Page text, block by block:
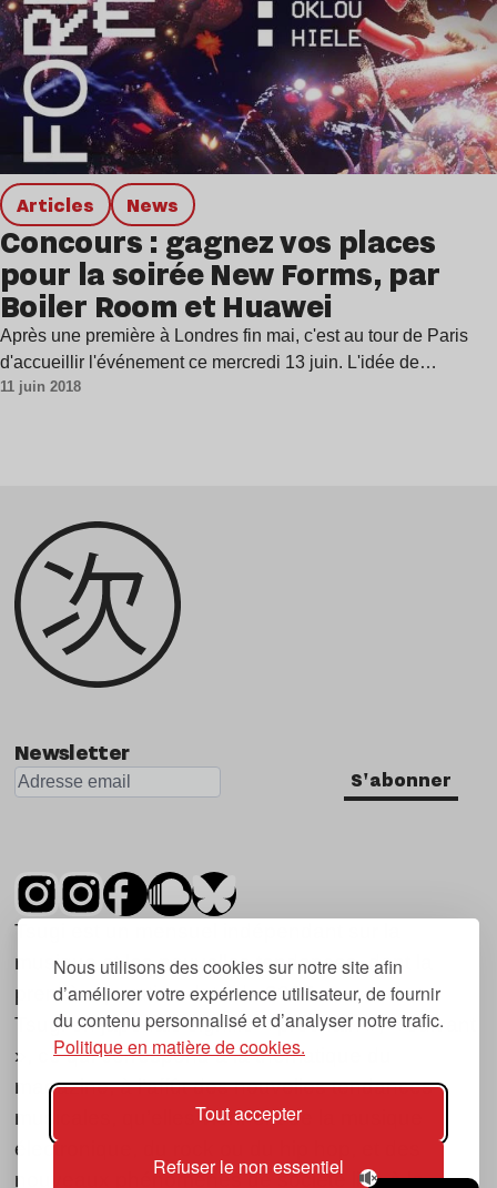
Nous utilisons des cookies sur notre site afin
d’améliorer votre expérience utilisateur, de fournir
du contenu personnalisé et d’analyser notre trafic.
Politique en matière de cookies.
Tout accepter
Refuser le non essentiel
Articles news
Concours : gagnez vos places
pour la soirée New Forms, par
Boiler Room et Huawei
Après une première à Londres fin mai, c'est au tour de Paris
d'accueillir l'événement ce mercredi 13 juin. L'idée de…
11 juin 2018
Newsletter
S'abonner
Tsugi est un mensuel indépendant sur la
musique et les nouvelles tendances, dont la
première parution date de 2007.
Tsugi en japonais signifie « prochain », « suivant
», ce qui correspond à la thématique du
magazine, à l’affût des nouvelles tendances
musicales, qu’elles viennent de la musique
électronique, du rock ou du hip hop, et des
nouveaux phénomènes de société liés à la